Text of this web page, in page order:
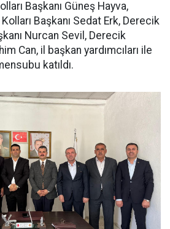
Başkanı Güneş Hayva,
Başkanı Sedat Erk, Derecik
Nurcan Sevil, Derecik
Can, il başkan yardımcıları ile
katıldı.